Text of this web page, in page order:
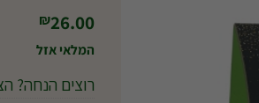
₪26.00
המלאי אזל
רוצים הנחה?